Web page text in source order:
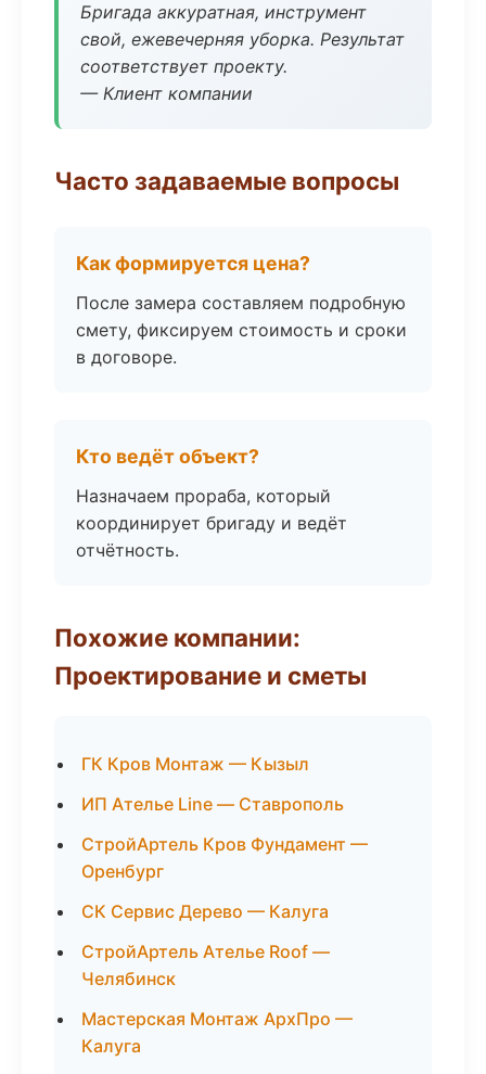
Бригада аккуратная, инструмент
свой, ежевечерняя уборка. Результат
соответствует проекту.
— Клиент компании
Часто задаваемые вопросы
Как формируется цена?
После замера составляем подробную
смету, фиксируем стоимость и сроки
в договоре.
Кто ведёт объект?
Назначаем прораба, который
координирует бригаду и ведёт
отчётность.
Похожие компании:
Проектирование и сметы
ГК Кров Монтаж — Кызыл
ИП Ателье Line — Ставрополь
СтройАртель Кров Фундамент —
Оренбург
СК Сервис Дерево — Калуга
СтройАртель Ателье Roof —
Челябинск
Мастерская Монтаж АрхПро —
Калуга